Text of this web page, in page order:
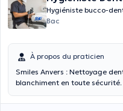
Hygiéniste bucco-
Bac
À propos du praticien
Smiles Anvers : Nettoyage
blanchiment en toute sécurité.